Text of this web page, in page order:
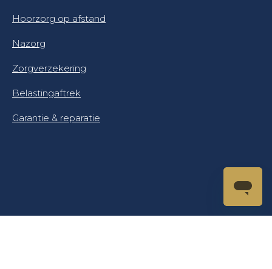
Hoorzorg op afstand
Nazorg
Zorgverzekering
Belastingaftrek
Garantie & reparatie
© Makker Hoortoestellen 2025. Alle rechten